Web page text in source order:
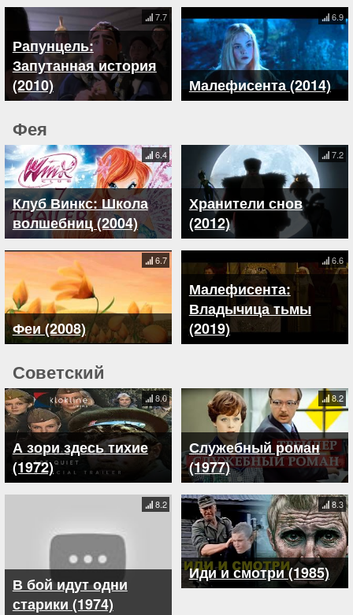
Рапунцель:
Запутанная история
(2010)
7.7
Малефисента (2014)
6.9
Фея
Клуб Винкс: Школа
волшебниц (2004)
6.4
Хранители снов
(2012)
7.2
Феи (2008)
6.7
Малефисента:
Владычица тьмы
(2019)
6.6
Советский
А зори здесь тихие
(1972)
8.0
Служебный роман
(1977)
8.2
В бой идут одни
старики (1974)
8.2
Иди и смотри (1985)
8.3